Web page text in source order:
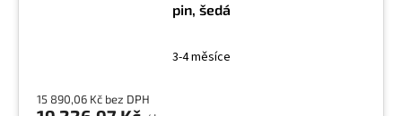
pin, šedá
3-4 měsíce
15 890,06 Kč bez DPH